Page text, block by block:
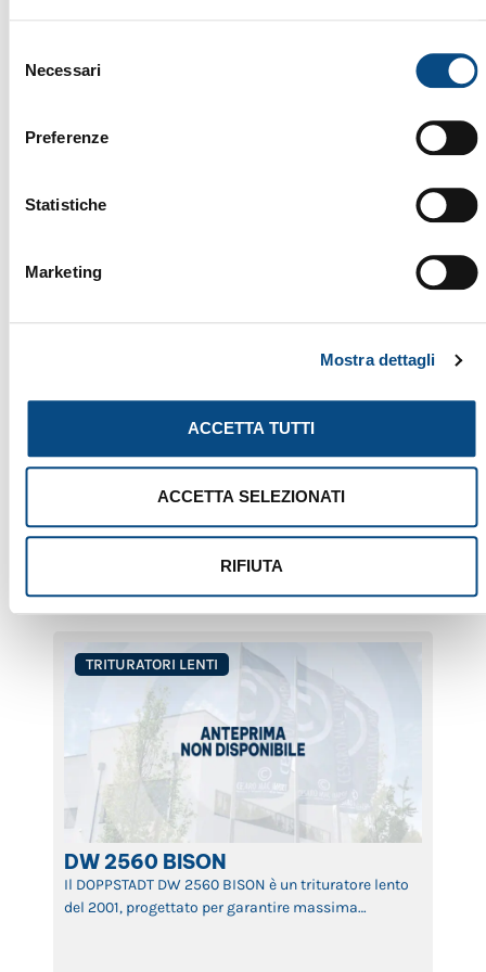
delNecessari
Preferenze
Statistiche
Marketing
Mostra dettagli
ACCETTA TUTTI
ACCETTA SELEZIONATI
RIFIUTA
2001, progettato per garantire massima efficienza
biomassa e materiali ingombranti. Grazie alla sua
tecnologia avanzata di triturazione, struttura
assicura elevata produttività, bassi consumi
energetici e lunga durata operativa. Ideale per
DOPPSTADT
Anno:2001
TRITURATORI LENTI
DW 2560 BISON
Il DOPPSTADT DW 2560 BISON è un trituratore lento
del 2001, progettato per garantire massima